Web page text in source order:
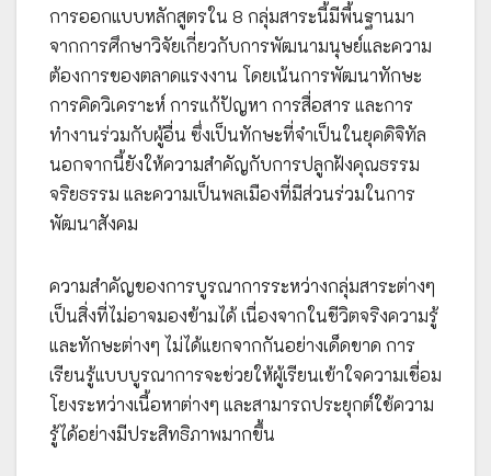
การออกแบบหลักสูตรใน 8 กลุ่มสาระนี้มีพื้นฐานมา
จากการศึกษาวิจัยเกี่ยวกับการพัฒนามนุษย์และความ
ต้องการของตลาดแรงงาน โดยเน้นการพัฒนาทักษะ
การคิดวิเคราะห์ การแก้ปัญหา การสื่อสาร และการ
ทำงานร่วมกับผู้อื่น ซึ่งเป็นทักษะที่จำเป็นในยุคดิจิทัล
นอกจากนี้ยังให้ความสำคัญกับการปลูกฝังคุณธรรม
จริยธรรม และความเป็นพลเมืองที่มีส่วนร่วมในการ
พัฒนาสังคม
ความสำคัญของการบูรณาการระหว่างกลุ่มสาระต่างๆ
เป็นสิ่งที่ไม่อาจมองข้ามได้ เนื่องจากในชีวิตจริงความรู้
และทักษะต่างๆ ไม่ได้แยกจากกันอย่างเด็ดขาด การ
เรียนรู้แบบบูรณาการจะช่วยให้ผู้เรียนเข้าใจความเชื่อม
โยงระหว่างเนื้อหาต่างๆ และสามารถประยุกต์ใช้ความ
รู้ได้อย่างมีประสิทธิภาพมากขึ้น